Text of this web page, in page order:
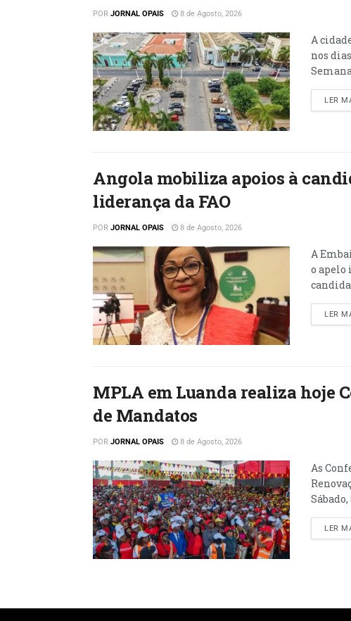
POR JORNAL OPAIS 8 de Agosto, 2026
A
nos
LER
Angola mobiliza apoios à
liderança da FAO
POR JORNAL OPAIS 8 de Agosto, 2026
A
o apelo
LER
MPLA em Luanda realiza hoje
de Mandatos
POR JORNAL OPAIS 8 de Agosto, 2026
As
LER